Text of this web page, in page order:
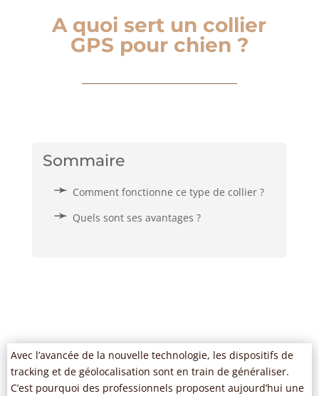
A quoi sert un collier
GPS pour chien ?
Sommaire
Comment fonctionne ce type de collier ?
Quels sont ses avantages ?
Avec l’avancée de la nouvelle technologie, les dispositifs de
tracking et de géolocalisation sont en train de généraliser.
C’est pourquoi des professionnels proposent aujourd’hui une